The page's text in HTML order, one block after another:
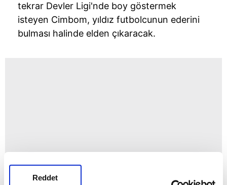
Reddet
tekrar Devler Ligi'nde boy göstermek
isteyen Cimbom, yıldız futbolcunun ederini
bulması halinde elden çıkaracak.